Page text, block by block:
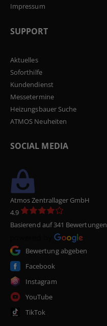
Impressum
SUPPORT
Aktuelles
Soforthilfe
Kundendienst
Messetermine
Heizungsbauer Suche
ATMOS Neuheiten
SOCIAL MEDIA
Atmos Zentrallager GmbH
4.9
Basierend auf 341 Bewertungen
Bewertung abgeben
Facebook
Instagram
YouTube
TikTok